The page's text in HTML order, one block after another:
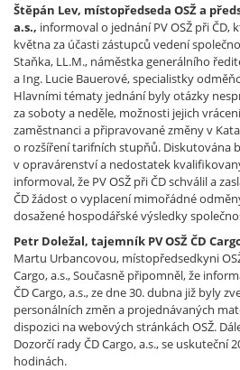
Štěpán Lev, místopředseda OSŽ a
a.s., informoval o jednání PV OSŽ při ČD,
května za účasti zástupců vedení
Staňka, LL.M., náměstka generálního
a Ing. Lucie Bauerové, specialistky
Hlavními tématy jednání byly otázky
za soboty a neděle, možnosti jejich
zaměstnanci a připravované změny v
o rozšíření tarifních stupňů. Diskutována
v opravárenství a nedostatek
informoval, že PV OSŽ při ČD schválil a
ČD žádost o vyplacení mimořádné
dosažené hospodářské výsledky
Petr Doležal, tajemník PV OSŽ ČD
Martu Urbancovou, místopředsedkyni
Cargo, a.s., Současně připomněl, že
ČD Cargo, a.s., ze dne 30. dubna již byly
personálních změn a projednávaných
dispozici na webových stránkách OSŽ.
Dozorčí rady ČD Cargo, a.s., se uskuteční
hodinách.